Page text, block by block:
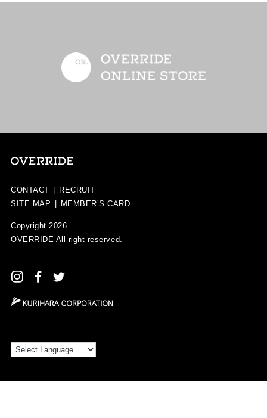
CONTACT
RECRUIT
SITE MAP
MEMBER’S CARD
Copyright 2026
OVERRIDE All right reserved.